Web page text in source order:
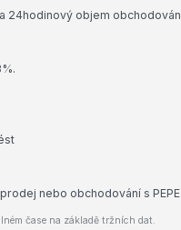
24hodinový objem
nebo obchodování s PEPE
čase na základě tržních dat.